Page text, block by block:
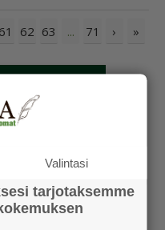
61 62 63 ... 71 › »
Valintasi
tarjotaksemme